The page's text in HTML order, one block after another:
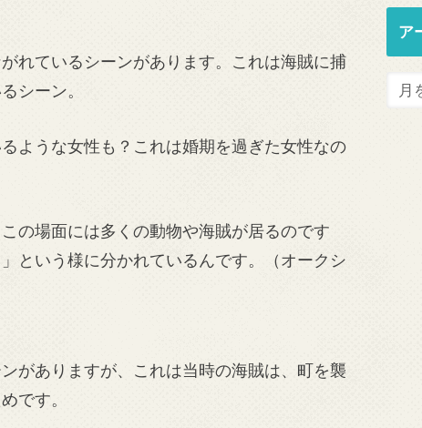
れているシーンがあります。これは海賊に捕
シーン。
ような女性も？これは婚期を過ぎた女性なの
の場面には多くの動物や海賊が居るのです
という様に分かれているんです。（オークシ
がありますが、これは当時の海賊は、町を襲
です。
ア